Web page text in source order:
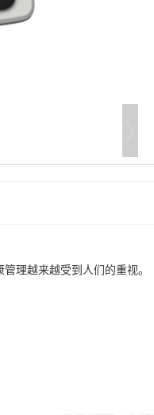
理越来越受到人们的重视。